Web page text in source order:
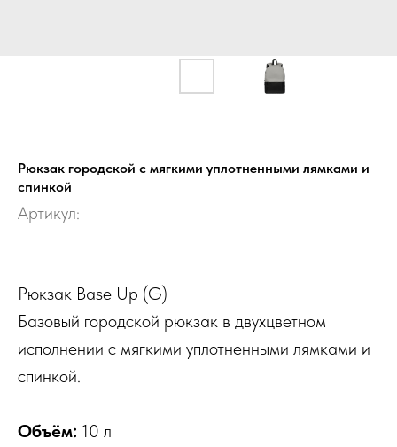
Рюкзак городской с мягкими уплотненными лямками и
спинкой
Артикул:
Рюкзак Base Up (G)
Базовый городской рюкзак в двухцветном
исполнении с мягкими уплотненными лямками и
спинкой.
Объём: 10 л